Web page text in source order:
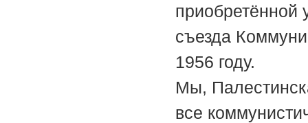
приобретённой
съезда
1956 году.
Мы,
все